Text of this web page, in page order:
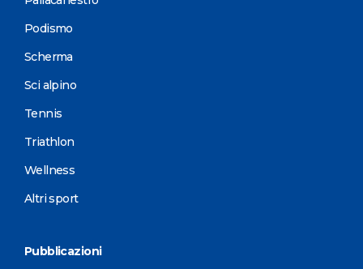
Podismo
Scherma
Sci alpino
Tennis
Triathlon
Wellness
Altri sport
Pubblicazioni